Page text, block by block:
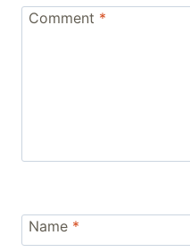
Comment *
Name *